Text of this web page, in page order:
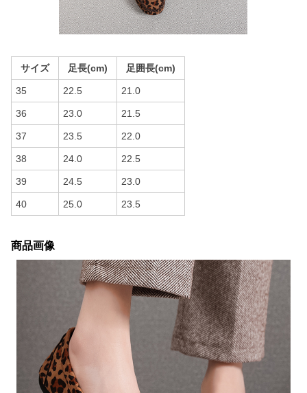
サイズ 足長(cm) 足囲長(cm)
35 22.5 21.0
36 23.0 21.5
37 23.5 22.0
38 24.0 22.5
39 24.5 23.0
40 25.0 23.5
商品画像